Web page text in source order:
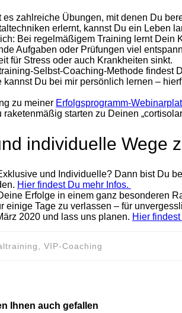
es zahlreiche Übungen, mit denen Du
erlernt, kannst Du ein Leben
Bei regelmäßigem Training lernt
Aufgaben oder Prüfungen viel
für Stress oder auch Krankheiten sinkt.
Selbst-Coaching-Methode findest
kannst Du bei mir persönlich lernen –
zu meiner Erfolgsprogramm-
starten zu Deinen
individuelle Wege
und Individuelle? Dann bist Du
Hier findest Du mehr Infos.
Erfolge in einem ganz besonderen
einige Tage zu verlassen – für
2020 und lass uns planen. Hier
VIP-Coaching
Ihnen auch gefallen